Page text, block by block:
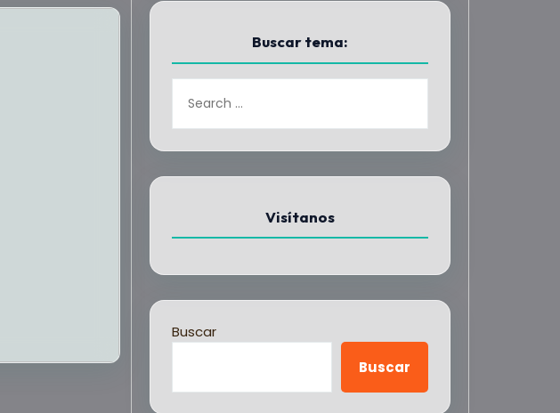
Buscar tema:
Visítanos
Buscar
Buscar